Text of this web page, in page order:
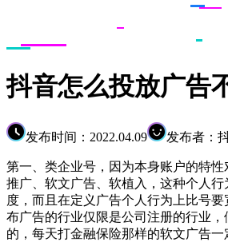
抖音怎么投放广告
发布时间：2022.04.09 发布者：
第一、类企业号，因为本身账户的特
推广、软文广告、软植入，这种个人
度，而且在定义广告个人行为上比号
布广告的行业仅限是公司注册的行业
的，每天打金融保险那样的软文广告一